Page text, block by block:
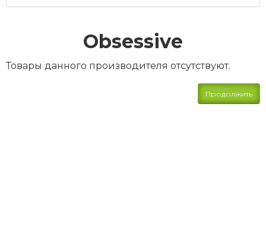
Obsessive
Товары данного производителя отсутствуют.
Продолжить